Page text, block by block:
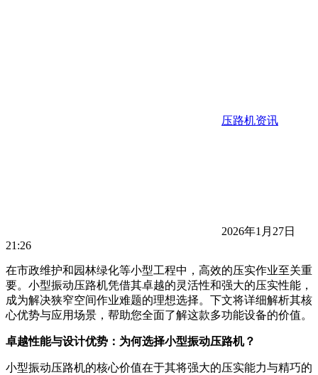
压路机资讯
2026年1月27日
21:26
在市政维护和园林绿化等小型工程中，高效的压实作业至关重
要。小型振动压路机凭借其卓越的灵活性和强大的压实性能，
成为解决狭窄空间作业难题的理想选择。下文将详细解析其核
心优势与应用场景，帮助您全面了解这款多功能设备的价值。
卓越性能与设计优势：为何选择小型振动压路机？
小型振动压路机的核心价值在于其将强大的压实能力与精巧的